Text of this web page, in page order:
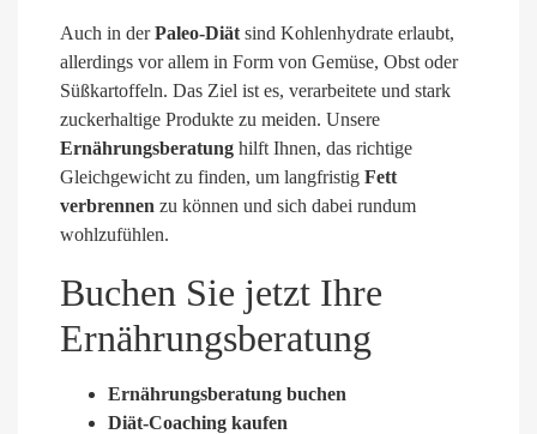
Auch in derPaleo-Diät sind Kohlenhydrate erlaubt,
allerdings vor allem in Form von Gemüse, Obst oder
Süßkartoffeln. Das Ziel ist es, verarbeitete und stark
zuckerhaltige Produkte zu meiden. Unsere
Ernährungsberatung hilft Ihnen, das richtige
Gleichgewicht zu finden, um langfristig Fett
verbrennen zu können und sich dabei rundum
wohlzufühlen.
Buchen Sie jetzt Ihre
Ernährungsberatung
Ernährungsberatung buchen
Diät-Coaching kaufen